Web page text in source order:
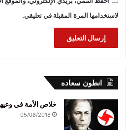
لاستخدامها المرة المقبلة في تعليقي.
انطون سعاده
خلاص الأمة في
05/08/2018